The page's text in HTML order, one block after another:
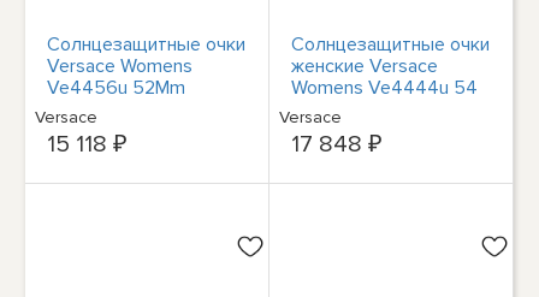
Солнцезащитные очки
Versace Womens
Ve4456u 52Mm
Женские белые Ns
Versace
15 118 ₽
Солнцезащитные очки
женские Versace
Womens Ve4444u 54
мм
Versace
17 848 ₽